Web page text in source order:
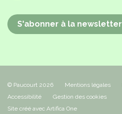
S'abonner à la newsletter
© Paucourt 2026 Mentions légales
Accessibilité
Gestion des cookies
Site créé avec Artifica One